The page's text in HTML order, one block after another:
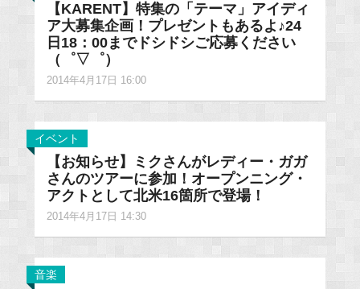
【KARENT】特集の「テーマ」アイディ
ア大募集企画！プレゼントもあるよ♪24
日18：00までドシドシご応募ください
（゜▽゜）
2014年4月17日 16:00
イベント
【お知らせ】ミクさんがレディー・ガガ
さんのツアーに参加！オープンニング・
アクトとして北米16箇所で登場！
2014年4月17日 14:30
音楽